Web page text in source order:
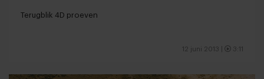
Terugblik 4D proeven
12 juni 2013 3:11